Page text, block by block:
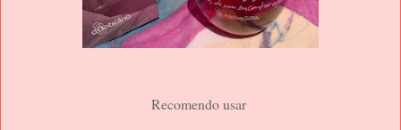
Recomendo usar